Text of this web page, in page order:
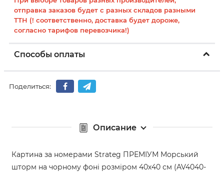
отправка заказов будет с разных складов разными
ТТН (! соответственно, доставка будет дороже,
согласно тарифов перевозчика!)
Способы оплаты
Поделиться:
Описание
Картина за номерами Strateg ПРЕМІУМ Морський
шторм на чорному фоні розміром 40х40 см (AV4040-